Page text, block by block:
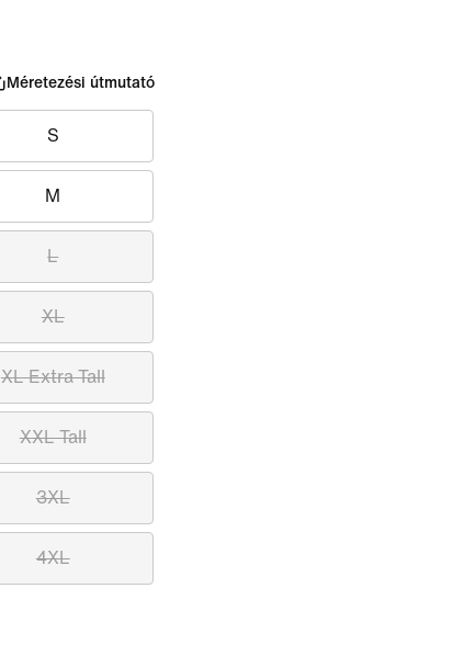
Méretezési útmutató
S
M
L
XL
XL Extra Tall
XXL Tall
3XL
4XL